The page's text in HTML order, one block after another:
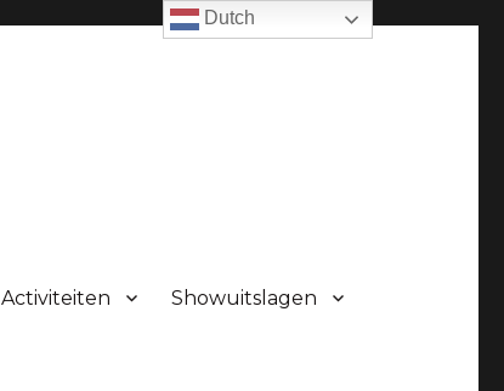
Activiteiten Showuitslagen
Dutch